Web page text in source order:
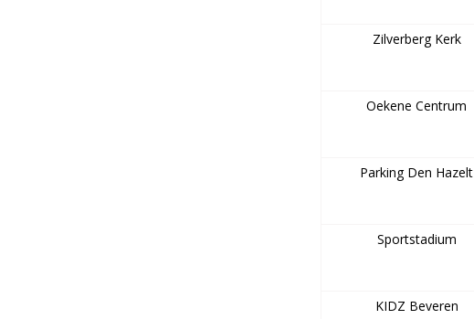
Zilverberg Kerk
Oekene Centrum
Parking Den Hazelt
Sportstadium
KIDZ Beveren